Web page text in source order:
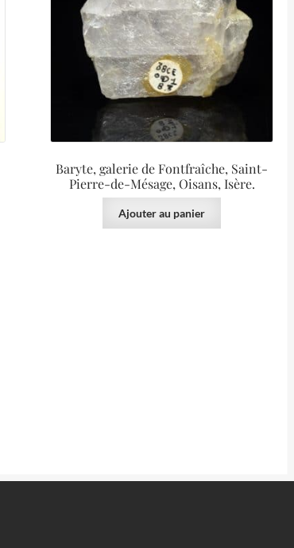
Baryte, galerie de Fontfraîche, Saint-
Pierre-de-Mésage, Oisans, Isère.
Ajouter au panier